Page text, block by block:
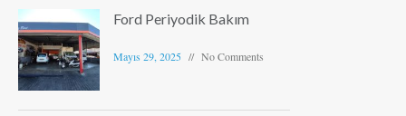
Ford Periyodik Bakım
Mayıs 29, 2025 No Comments